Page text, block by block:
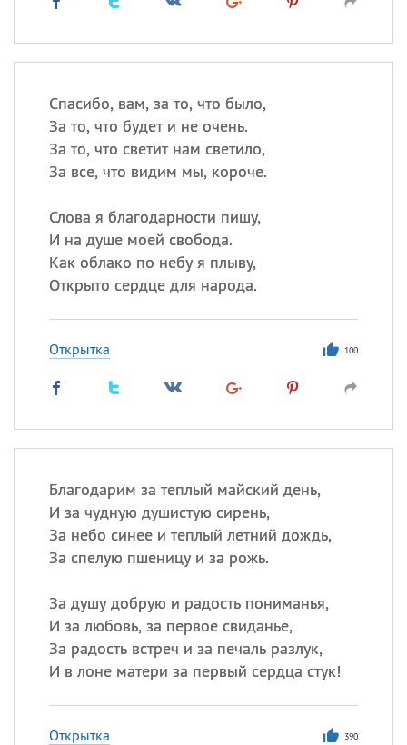
Спасибо, вам, за то, что было,
За то, что будет и не очень.
За то, что светит нам светило,
За все, что видим мы, короче.
Слова я благодарности пишу,
И на душе моей свобода.
Как облако по небу я плыву,
Открыто сердце для народа.
Открытка 100
Благодарим за теплый майский день,
И за чудную душистую сирень,
За небо синее и теплый летний дождь,
За спелую пшеницу и за рожь.
За душу добрую и радость пониманья,
И за любовь, за первое свиданье,
За радость встреч и за печаль разлук,
И в лоне матери за первый сердца стук!
Открытка 390
происхождение